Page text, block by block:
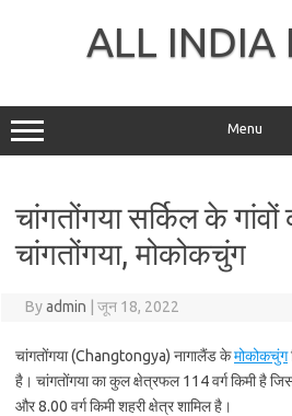
ALL INDIA
Menu
चांगतोंगया सर्किल के
चांगतोंगया, मोकोकचुंग
Byadmin जून 18, 2022
चांगतोंगया (Changtongya) नागालैंड केमोकोकचुंग
है। चांगतोंगया का कुल क्षेत्रफल 114 वर्ग किमी है
और 8.00 वर्ग किमी शहरी क्षेत्र शामिल है।